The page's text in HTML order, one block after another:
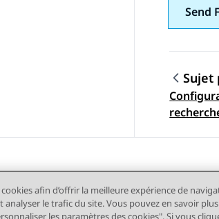
Send
Sujet
afin d’offrir la meilleure expérience de
analyser le trafic du site. Vous pouvez en savoir
les paramètres des cookies". Si vous